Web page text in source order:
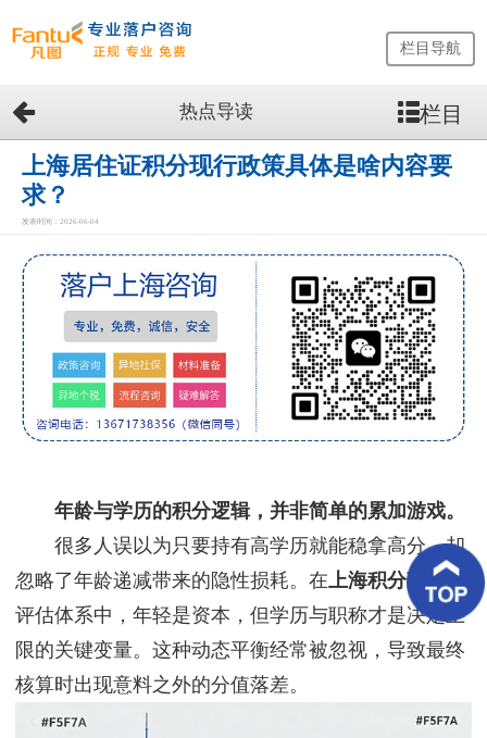
网
站
首
页
留
生
务
优
客
好
评
新
栏目导航
热点导读 栏目
上海居住证积分现行政策具体是啥内容要
求？
发表时间：2026-06-04
年龄与学历的积分逻辑，并非简单的累加游戏。
很多人误以为只要持有高学历就能稳拿高分，却
忽略了年龄递减带来的隐性损耗。在上海积分落户的
评估体系中，年轻是资本，但学历与职称才是决定上
限的关键变量。这种动态平衡经常被忽视，导致最终
核算时出现意料之外的分值落差。